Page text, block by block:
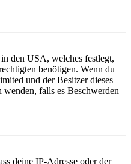
den USA, welches festlegt,
benötigen. Wenn du
und der Besitzer dieses
falls es Beschwerden
deine IP-Adresse oder der